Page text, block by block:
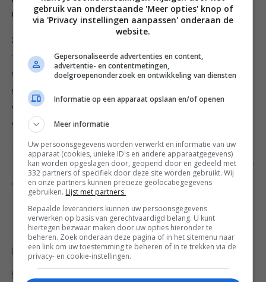
nodig is.
2. Schep een kwart van de salade in een ramequin of
timbaal en druk aan. Leg er een bord op, draai ze
samen om en til de vorm voorzichtig op. Maak de
groentetoren af met 1 of 2 plakken geitenkaas (als je
die gebruikt), geroosterde pijnboompitten en
erwtenscheuten. Maak zo nog 3 torentjes. Geniet!
Dit recept is onderdeel van een gratis weekmenu met 7
vegetarische recepten uit The green kitchen travels. Klik
op onderstaande afbeelding om het volledige gratis
weekmenu te downloaden.
Deel dit recept
gebruik van onderstaande 'Meer opties' knop of
via 'Privacy instellingen aanpassen' onderaan de
website.
Gepersonaliseerde advertenties en content,
advertentie- en contentmetingen,
doelgroepenonderzoek en ontwikkeling van diensten
Informatie op een apparaat opslaan en/of openen
Meer informatie
Uw persoonsgegevens worden verwerkt en informatie van uw
apparaat (cookies, unieke ID's en andere apparaatgegevens)
kan worden opgeslagen door, geopend door en gedeeld met
332 partners of specifiek door deze site worden gebruikt. Wij
en onze partners kunnen precieze geolocatiegegevens
gebruiken. Lijst met partners.
Bepaalde leveranciers kunnen uw persoonsgegevens
verwerken op basis van gerechtvaardigd belang. U kunt
hiertegen bezwaar maken door uw opties hieronder te
beheren. Zoek onderaan deze pagina of in het sitemenu naar
een link om uw toestemming te beheren of in te trekken via de
privacy- en cookie-instellingen.